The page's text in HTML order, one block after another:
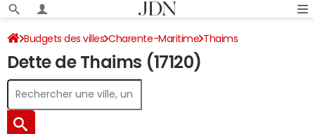
Budgets des villes Charente-Maritime Thaims
Dette au 31/12/2024
Dette de Thaims (17120)